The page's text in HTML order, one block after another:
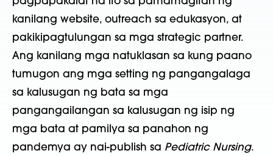
kanilang website, outreach sa edukasyon, at
pakikipagtulungan sa mga strategic partner.
Ang kanilang mga natuklasan sa kung paano
tumugon ang mga setting ng pangangalaga
sa kalusugan ng bata sa mga
pangangailangan sa kalusugan ng isip ng
mga bata at pamilya sa panahon ng
pandemya ay nai-publish sa Pediatric Nursing.